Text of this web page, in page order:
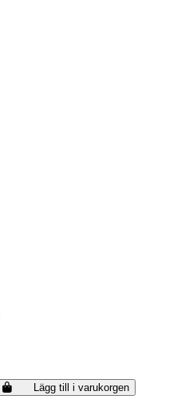
Lägg till i varukorgen